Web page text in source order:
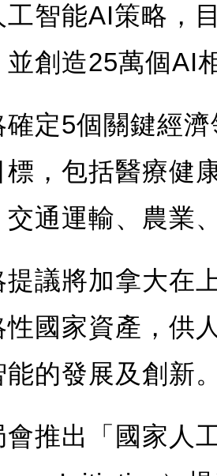
工智能AI策略，
並創造25萬個AI
確定5個關鍵經
標，包括醫療健
交通運輸、農業
提議將加拿大在
性國家資產，供
能的發展及創新
會推出「國家人